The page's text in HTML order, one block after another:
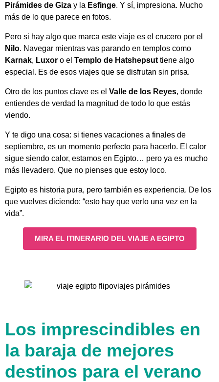
Pirámides de Giza y la Esfinge. Y sí, impresiona. Mucho
más de lo que parece en fotos.
Pero si hay algo que marca este viaje es el crucero por el
Nilo. Navegar mientras vas parando en templos como
Karnak, Luxor o el Templo de Hatshepsut tiene algo
especial. Es de esos viajes que se disfrutan sin prisa.
Otro de los puntos clave es el Valle de los Reyes, donde
entiendes de verdad la magnitud de todo lo que estás
viendo.
Y te digo una cosa: si tienes vacaciones a finales de
septiembre, es un momento perfecto para hacerlo. El calor
sigue siendo calor, estamos en Egipto… pero ya es mucho
más llevadero. Que no pienses que estoy loco.
Egipto es historia pura, pero también es experiencia. De los
que vuelves diciendo: “esto hay que verlo una vez en la
vida”.
MIRA EL ITINERARIO DEL VIAJE A EGIPTO
Los imprescindibles en
la baraja de mejores
destinos para el verano